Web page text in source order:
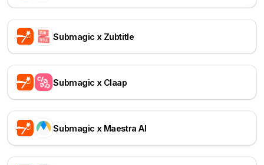
Submagic x Zubtitle
Submagic x Claap
Submagic x Maestra AI